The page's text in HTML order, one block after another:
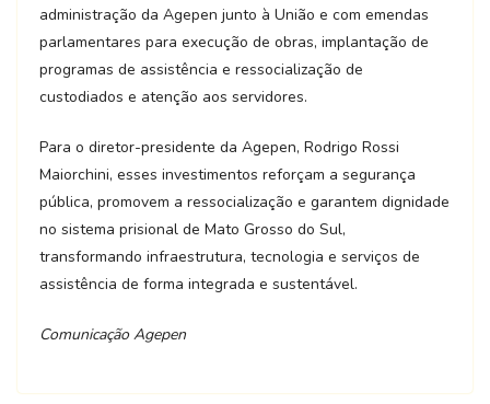
administração da Agepen junto à União e com emendas
parlamentares para execução de obras, implantação de
programas de assistência e ressocialização de
custodiados e atenção aos servidores.
Para o diretor-presidente da Agepen, Rodrigo Rossi
Maiorchini, esses investimentos reforçam a segurança
pública, promovem a ressocialização e garantem dignidade
no sistema prisional de Mato Grosso do Sul,
transformando infraestrutura, tecnologia e serviços de
assistência de forma integrada e sustentável.
Comunicação Agepen